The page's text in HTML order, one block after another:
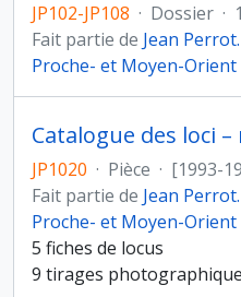
JP102-JP108 · Dossier ·
Fait partie de Jean
Proche- et Moyen-Orient
Catalogue des loci
JP1020 · Pièce · [1993-
Fait partie de Jean
Proche- et Moyen-Orient
5 fiches de locus
9 tirages